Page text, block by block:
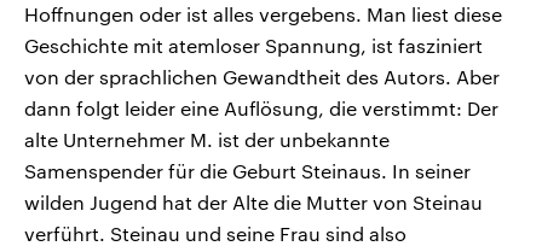
Hoffnungen oder ist alles vergebens. Man liest diese
Geschichte mit atemloser Spannung, ist fasziniert
von der sprachlichen Gewandtheit des Autors. Aber
dann folgt leider eine Auflösung, die verstimmt: Der
alte Unternehmer M. ist der unbekannte
Samenspender für die Geburt Steinaus. In seiner
wilden Jugend hat der Alte die Mutter von Steinau
verführt. Steinau und seine Frau sind also